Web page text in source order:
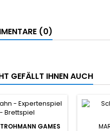
(0)
GEFÄLLT IHNEN AUCH
GAMES